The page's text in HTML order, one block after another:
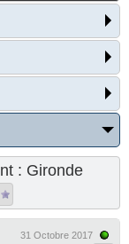
: Gironde
31 Octobre 2017